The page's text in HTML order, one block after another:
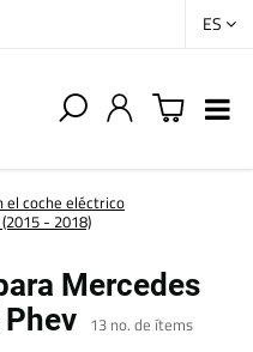
ES
el coche eléctrico
- 2018)
Mercedes
13 no. de ítems